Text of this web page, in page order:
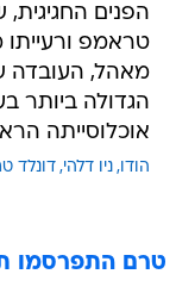
הפנים
טראמפ
מאהל, העובדה
הגדולה ביותר
אוכלוסייתה
הודו ניו דלהי דונלד
טרם התפרסמו